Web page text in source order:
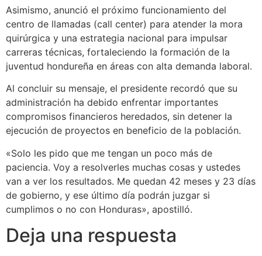
Asimismo, anunció el próximo funcionamiento del
centro de llamadas (call center) para atender la mora
quirúrgica y una estrategia nacional para impulsar
carreras técnicas, fortaleciendo la formación de la
juventud hondureña en áreas con alta demanda laboral.
Al concluir su mensaje, el presidente recordó que su
administración ha debido enfrentar importantes
compromisos financieros heredados, sin detener la
ejecución de proyectos en beneficio de la población.
«Solo les pido que me tengan un poco más de
paciencia. Voy a resolverles muchas cosas y ustedes
van a ver los resultados. Me quedan 42 meses y 23 días
de gobierno, y ese último día podrán juzgar si
cumplimos o no con Honduras», apostilló.
Deja una respuesta